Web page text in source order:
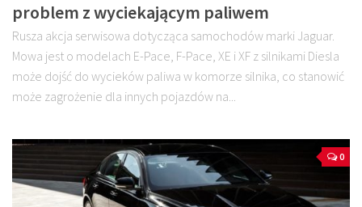
problem z wyciekającym paliwem
Rusza akcja serwisowa dotycząca samochodów marki Jaguar.
Mowa jest o modelach E-Pace, F-Pace, XE i XF z silnikami Diesla
może dojść do wycieków paliwa w komorze silnika, co stanowić
może zagrożenie dla innych pojazdów na...
0